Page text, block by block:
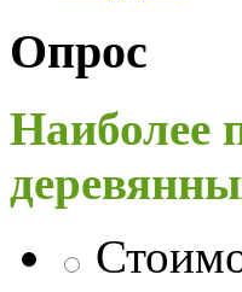
Опрос
Наиболее